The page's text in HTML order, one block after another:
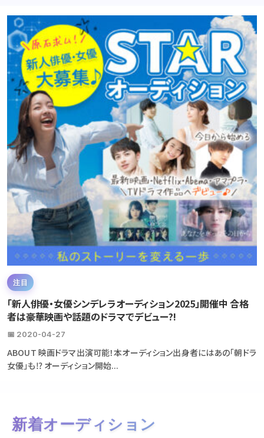
注目
「新人俳優・女優シンデレラオーディション2025」開催中 合格
者は豪華映画や話題のドラマでデビュー?!
📅 2020-04-27
ABOUT 映画ドラマ出演可能！本オーディション出身者にはあの「朝ドラ
女優」も⁉ オーディション開始...
新着オーディション